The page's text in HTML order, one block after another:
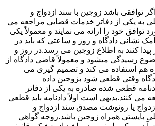
توافقی باشد زوجین با سند ازدواج و
به یکی از دفاتر خدمات قضایی مراجعه می
توافق خود را ارائه می نمایند و معمولاً یکی
نشانی دادگاه و روز و ساعتی که باید در
پیدا کنند به اطلاع زوجین می رسد.در روز و
رسیدگی میشود و معمولاً قاضی دادگاه از
هم استفاده می کند و تصمیم گیری می
وقتی قطعی شود بزوجین داده
قطعی شده صادره به یکی از دفاتر
می کنند.بدیهی است اولاً دادنامه باید قطعی
ازدواج یا رونوشت مصدق سند ازدواج و
بایستی همراه زوجین باشد.زوجه گواهی